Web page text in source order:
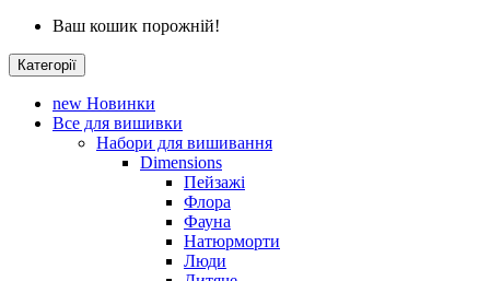
Ваш кошик порожній!
Категорії
new Новинки
Все для вишивки
Набори для вишивання
Dimensions
Пейзажі
Флора
Фауна
Натюрморти
Люди